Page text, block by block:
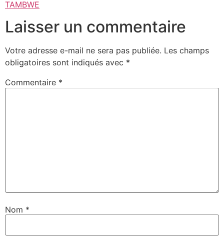
Laisser un commentaire
Votre adresse e-mail ne sera pas publiée. Les champs
obligatoires sont indiqués avec *
Commentaire *
Nom *